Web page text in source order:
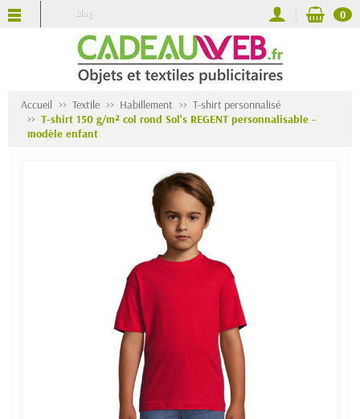
Blog 0
Accueil Textile Habillement
T-shirt personnalisé
T-shirt 150 g/m² col rond Sol's REGENT personnalisable -
modèle enfant